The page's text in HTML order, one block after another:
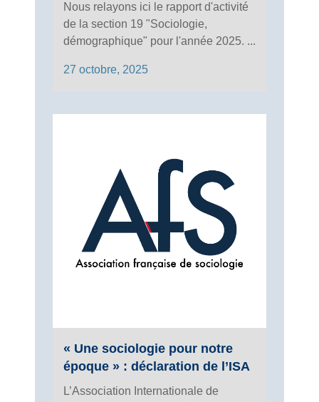
Nous relayons ici le rapport d'activité
de la section 19 "Sociologie,
démographique" pour l'année 2025. ...
27 octobre, 2025
« Une sociologie pour notre
époque » : déclaration de l’ISA
L’Association Internationale de